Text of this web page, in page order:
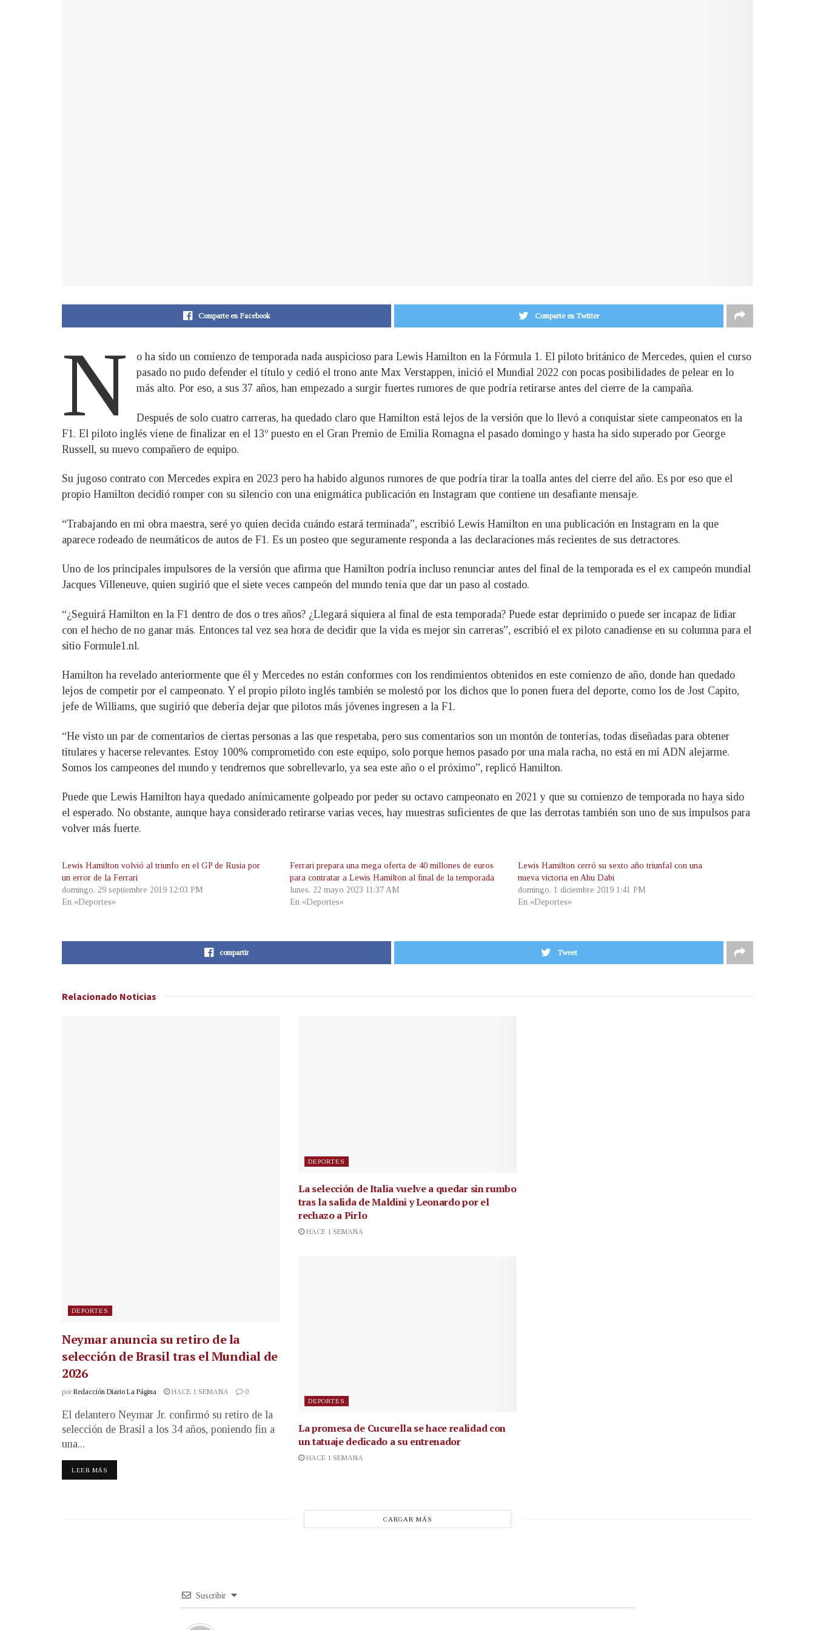
Comparte en Facebook Comparte en Twitter
N
o ha sido un comienzo de temporada nada auspicioso para Lewis Hamilton en la Fórmula 1. El piloto británico de Mercedes, quien el curso
pasado no pudo defender el título y cedió el trono ante Max Verstappen, inició el Mundial 2022 con pocas posibilidades de pelear en lo
más alto. Por eso, a sus 37 años, han empezado a surgir fuertes rumores de que podría retirarse antes del cierre de la campaña.
Después de solo cuatro carreras, ha quedado claro que Hamilton está lejos de la versión que lo llevó a conquistar siete campeonatos en la
F1. El piloto inglés viene de finalizar en el 13º puesto en el Gran Premio de Emilia Romagna el pasado domingo y hasta ha sido superado por George
Russell, su nuevo compañero de equipo.
Su jugoso contrato con Mercedes expira en 2023 pero ha habido algunos rumores de que podría tirar la toalla antes del cierre del año. Es por eso que el
propio Hamilton decidió romper con su silencio con una enigmática publicación en Instagram que contiene un desafiante mensaje.
“Trabajando en mi obra maestra, seré yo quien decida cuándo estará terminada”, escribió Lewis Hamilton en una publicación en Instagram en la que
aparece rodeado de neumáticos de autos de F1. Es un posteo que seguramente responda a las declaraciones más recientes de sus detractores.
Uno de los principales impulsores de la versión que afirma que Hamilton podría incluso renunciar antes del final de la temporada es el ex campeón mundial
Jacques Villeneuve, quien sugirió que el siete veces campeón del mundo tenía que dar un paso al costado.
“¿Seguirá Hamilton en la F1 dentro de dos o tres años? ¿Llegará siquiera al final de esta temporada? Puede estar deprimido o puede ser incapaz de lidiar
con el hecho de no ganar más. Entonces tal vez sea hora de decidir que la vida es mejor sin carreras”, escribió el ex piloto canadiense en su columna para el
sitio Formule1.nl.
Hamilton ha revelado anteriormente que él y Mercedes no están conformes con los rendimientos obtenidos en este comienzo de año, donde han quedado
lejos de competir por el campeonato. Y el propio piloto inglés también se molestó por los dichos que lo ponen fuera del deporte, como los de Jost Capito,
jefe de Williams, que sugirió que debería dejar que pilotos más jóvenes ingresen a la F1.
“He visto un par de comentarios de ciertas personas a las que respetaba, pero sus comentarios son un montón de tonterías, todas diseñadas para obtener
titulares y hacerse relevantes. Estoy 100% comprometido con este equipo, solo porque hemos pasado por una mala racha, no está en mi ADN alejarme.
Somos los campeones del mundo y tendremos que sobrellevarlo, ya sea este año o el próximo”, replicó Hamilton.
Puede que Lewis Hamilton haya quedado anímicamente golpeado por peder su octavo campeonato en 2021 y que su comienzo de temporada no haya sido
el esperado. No obstante, aunque haya considerado retirarse varias veces, hay muestras suficientes de que las derrotas también son uno de sus impulsos para
volver más fuerte.
Lewis Hamilton volvió al triunfo en el GP de Rusia por
un error de la Ferrari
domingo, 29 septiembre 2019 12:03 PM
En «Deportes»
Ferrari prepara una mega oferta de 40 millones de euros
para contratar a Lewis Hamilton al final de la temporada
lunes, 22 mayo 2023 11:37 AM
En «Deportes»
Lewis Hamilton cerró su sexto año triunfal con una
nueva victoria en Abu Dabi
domingo, 1 diciembre 2019 1:41 PM
En «Deportes»
compartir Tweet
Relacionado Noticias
DEPORTES
Neymar anuncia su retiro de la
selección de Brasil tras el Mundial de
2026
por Redacción Diario La Página HACE 1 SEMANA 0
El delantero Neymar Jr. confirmó su retiro de la
selección de Brasil a los 34 años, poniendo fin a
una...
LEER MÁS
DEPORTES
La selección de Italia vuelve a quedar sin rumbo
tras la salida de Maldini y Leonardo por el
rechazo a Pirlo
HACE 1 SEMANA
DEPORTES
La promesa de Cucurella se hace realidad con
un tatuaje dedicado a su entrenador
HACE 1 SEMANA
CARGAR MÁS
Suscribir